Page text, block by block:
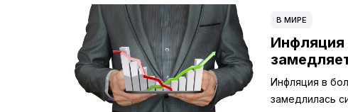
В МИРЕ
Инфляция
Инфляция в
замедлилась